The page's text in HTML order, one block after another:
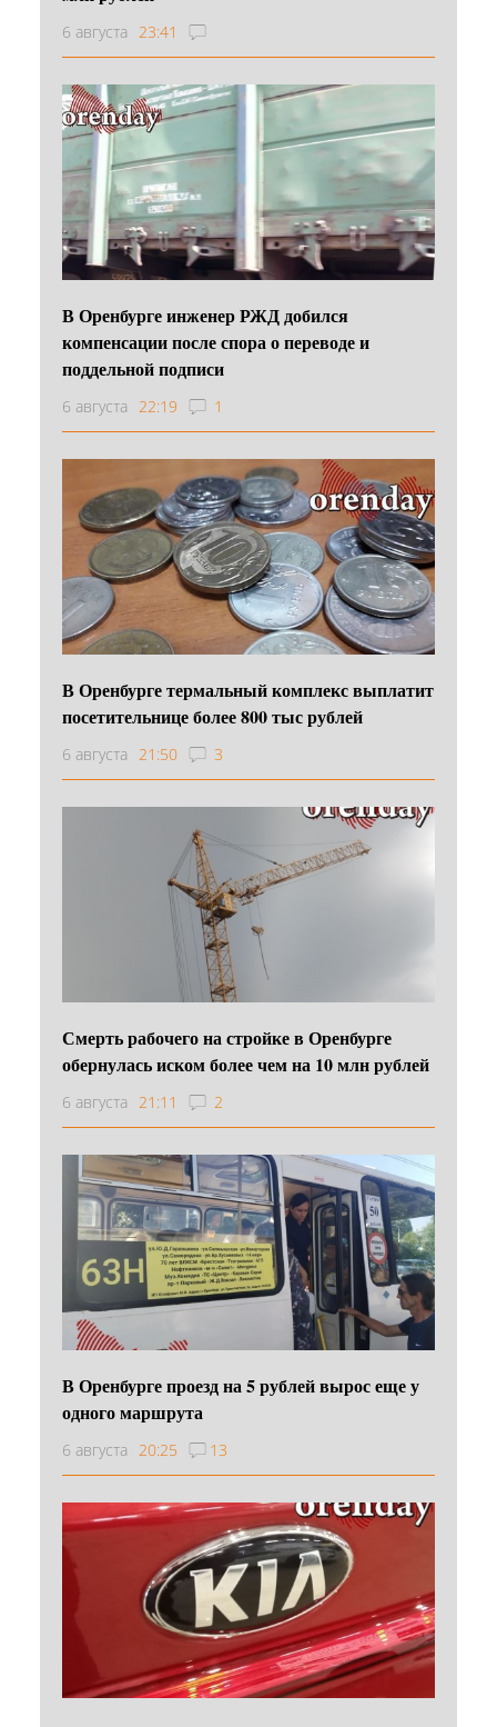
6 августа 23:41
В Оренбурге инженер РЖД добился
компенсации после спора о переводе и
поддельной подписи
6 августа 22:19 1
В Оренбурге термальный комплекс выплатит
посетительнице более 800 тыс рублей
6 августа 21:50 3
Смерть рабочего на стройке в Оренбурге
обернулась иском более чем на 10 млн рублей
6 августа 21:11 2
В Оренбурге проезд на 5 рублей вырос еще у
одного маршрута
6 августа 20:25 13